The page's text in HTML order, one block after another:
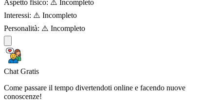
Aspetto fisico: ⚠️ Incompleto
Interessi: ⚠️ Incompleto
Personalità: ⚠️ Incompleto
Chat Gratis
Come passare il tempo divertendoti online e facendo nuove
conoscenze!